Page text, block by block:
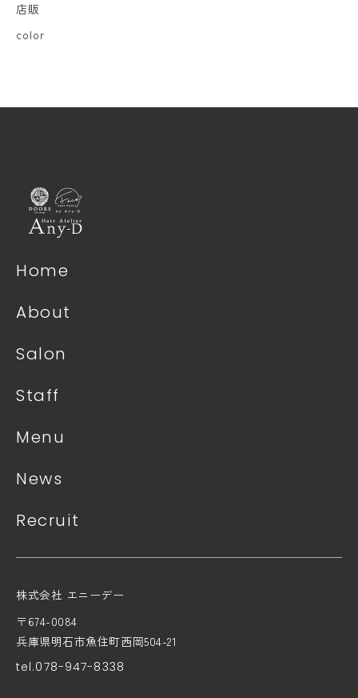
店販
color
Home
About
Salon
Staff
Menu
News
Recruit
株式会社 エニーデー
〒674-0084
兵庫県明石市魚住町西岡504-21
tel.078-947-8338